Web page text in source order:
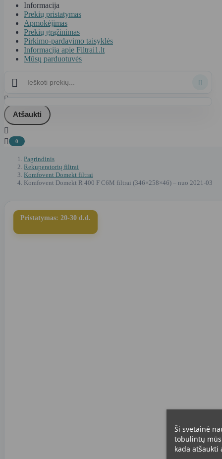
Informacija
Prekių pristatymas
Apmokėjimas
Prekių grąžinimas
Pirkimo-pardavimo taisyklės
Informacija apie Filtrai1.lt
Mūsų parduotuvės



Atšaukti


0
Pagrindinis
Rekuperatorių filtrai
Komfovent Domekt filtrai
Komfovent Domekt R 400 F C6M filtrai (346×258×46) – nuo 2021-03
Pristatymas: 20-30 d.d.
Ši svetainė
tobulintų
kada atšaukti